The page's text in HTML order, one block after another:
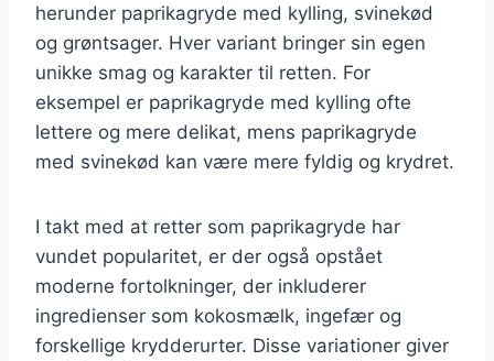
herunder paprikagryde med kylling, svinekød
og grøntsager. Hver variant bringer sin egen
unikke smag og karakter til retten. For
eksempel er paprikagryde med kylling ofte
lettere og mere delikat, mens paprikagryde
med svinekød kan være mere fyldig og krydret.
I takt med at retter som paprikagryde har
vundet popularitet, er der også opstået
moderne fortolkninger, der inkluderer
ingredienser som kokosmælk, ingefær og
forskellige krydderurter. Disse variationer giver